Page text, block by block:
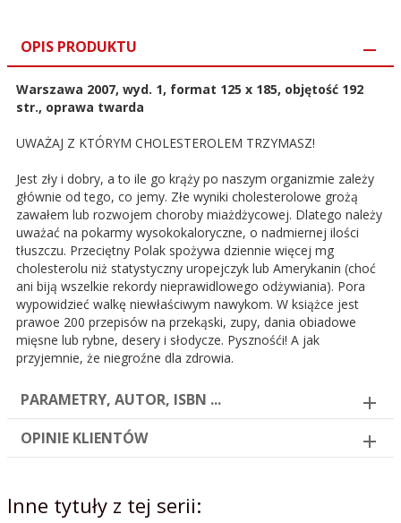
OPIS PRODUKTU
Warszawa 2007, wyd. 1, format 125 x 185, objętość 192
str., oprawa twarda
UWAŻAJ Z KTÓRYM CHOLESTEROLEM TRZYMASZ!
Jest zły i dobry, a to ile go krąży po naszym organizmie zależy
głównie od tego, co jemy. Złe wyniki cholesterolowe grożą
zawałem lub rozwojem choroby miażdżycowej. Dlatego należy
uważać na pokarmy wysokokaloryczne, o nadmiernej ilości
tłuszczu. Przeciętny Polak spożywa dziennie więcej mg
cholesterolu niż statystyczny uropejczyk lub Amerykanin (choć
ani biją wszelkie rekordy nieprawidlowego odżywiania). Pora
wypowidzieć walkę niewłaściwym nawykom. W książce jest
prawoe 200 przepisów na przekąski, zupy, dania obiadowe
mięsne lub rybne, desery i słodycze. Pysznośći! A jak
przyjemnie, że niegroźne dla zdrowia.
PARAMETRY, AUTOR, ISBN ...
OPINIE KLIENTÓW
Inne tytuły z tej serii: